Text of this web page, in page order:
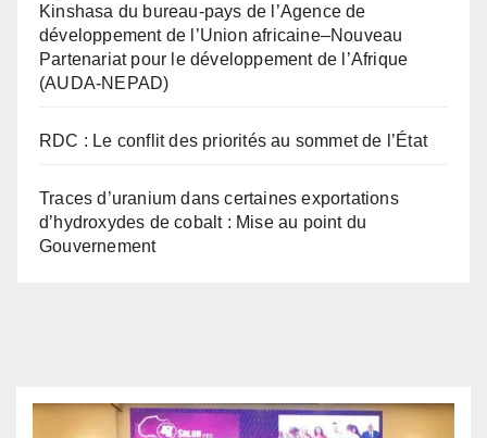
Kinshasa du bureau-pays de l’Agence de
développement de l’Union africaine–Nouveau
Partenariat pour le développement de l’Afrique
(AUDA-NEPAD)
RDC : Le conflit des priorités au sommet de l’État
Traces d’uranium dans certaines exportations
d’hydroxydes de cobalt : Mise au point du
Gouvernement